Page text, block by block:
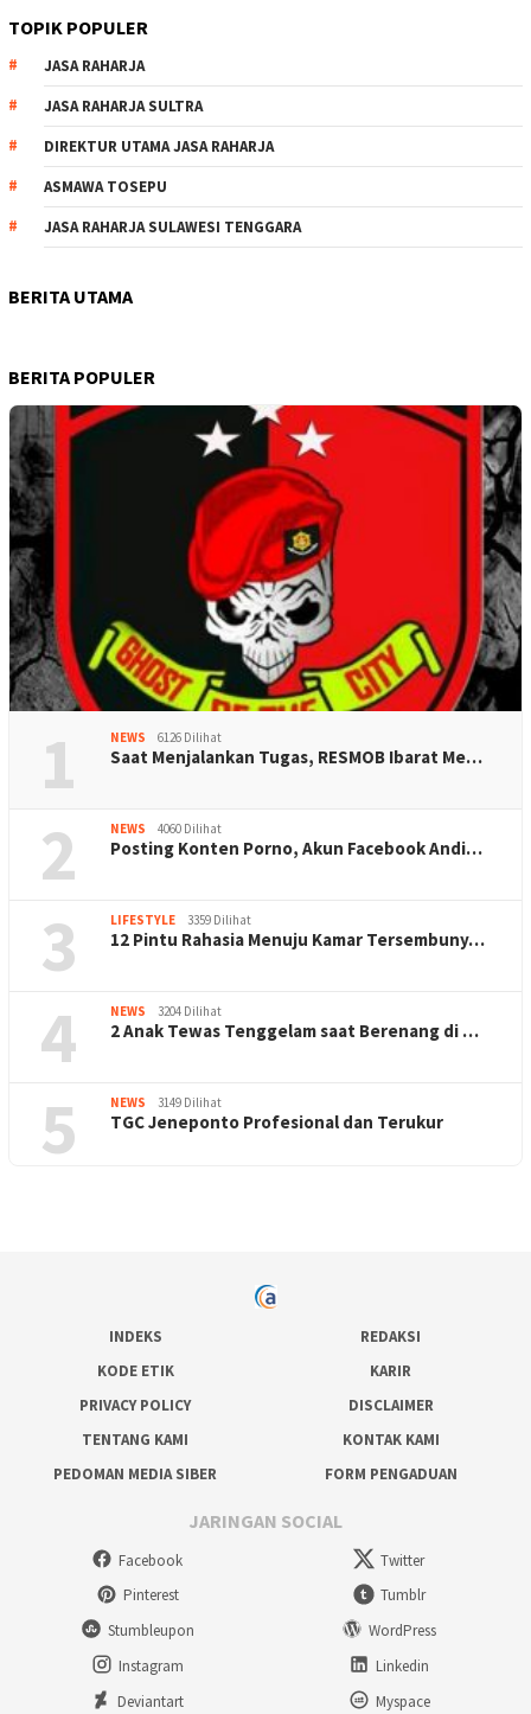
TOPIK POPULER
JASA RAHARJA
JASA RAHARJA SULTRA
DIREKTUR UTAMA JASA RAHARJA
ASMAWA TOSEPU
JASA RAHARJA SULAWESI TENGGARA
BERITA UTAMA
BERITA POPULER
1 NEWS 6126 Dilihat
Saat Menjalankan Tugas, RESMOB Ibarat Me…
2 NEWS 4060 Dilihat
Posting Konten Porno, Akun Facebook Andi…
3 LIFESTYLE 3359 Dilihat
12 Pintu Rahasia Menuju Kamar Tersembuny…
4 NEWS 3204 Dilihat
2 Anak Tewas Tenggelam saat Berenang di …
5 NEWS 3149 Dilihat
TGC Jeneponto Profesional dan Terukur
INDEKS
REDAKSI
KODE ETIK
KARIR
PRIVACY POLICY
DISCLAIMER
TENTANG KAMI
KONTAK KAMI
PEDOMAN MEDIA SIBER
FORM PENGADUAN
JARINGAN SOCIAL
Facebook
Twitter
Pinterest
Tumblr
Stumbleupon
WordPress
Instagram
Linkedin
Deviantart
Myspace